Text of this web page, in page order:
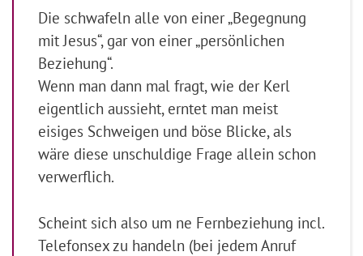
Die schwafeln alle von einer „Begegnung
mit Jesus“, gar von einer „persönlichen
Beziehung“.
Wenn man dann mal fragt, wie der Kerl
eigentlich aussieht, erntet man meist
eisiges Schweigen und böse Blicke, als
wäre diese unschuldige Frage allein schon
verwerflich.
Scheint sich also um ne Fernbeziehung incl.
Telefonsex zu handeln (bei jedem Anruf